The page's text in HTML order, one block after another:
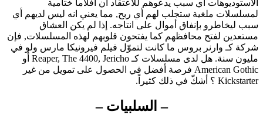
الاستوديوهات أي سبب يدعوهم للاعتقاد ان أفلاماً ختامية
لمسلسلات ملغية ستجلب لهم أي ربح, مما يعني انه ليس لديهم أي
سبب ليخاطرو بإنفاق أموال على انتاجه. إذا لم يكن العشاق
مستعدين لفتح محافظهم كما يفتحون قلوبهم لهذه المسلسلات, فإن
شركة كـ وارنر بروس ما كانت لتموّل فيلم فيرونيكا مارس ولو في
مليون سنة. هل لدى مسلسلات كـ Reaper, The 4400, Jericho أو
American Gothic فرصة أفضل في الحصول على تمويل من غير
Kickstarter ؟ أشكّ في ذلك كثيراً.
– السلبيات –